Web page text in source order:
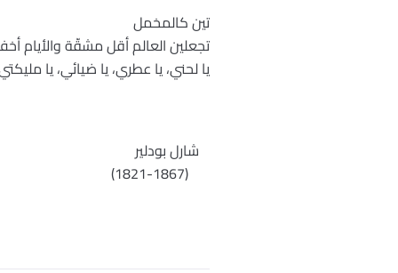
تين كالمخمل
تجعلين العالم أقل مشقّة والأيام
يا لحني، يا عطري، يا ضيائي، يا
شارل بودلير
(1821-1867)